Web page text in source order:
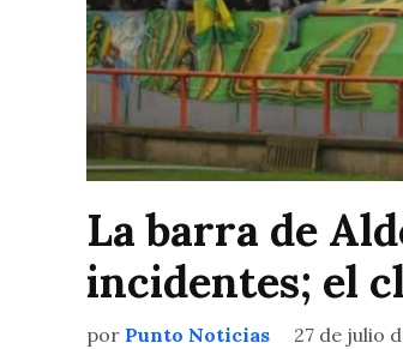
La barra de
incidentes; el
por Punto Noticias 27 de julio